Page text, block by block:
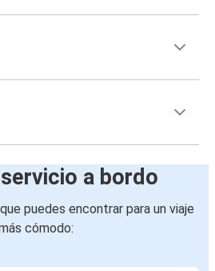
a bordo
puedes encontrar para un viaje
cómodo: